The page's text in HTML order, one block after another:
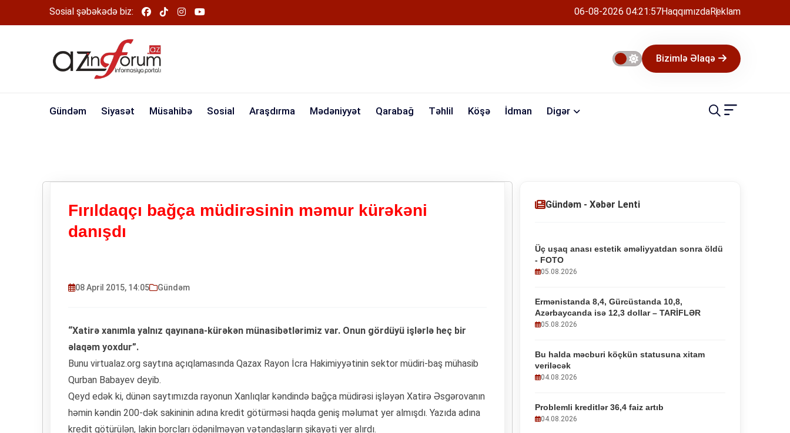
Sosial şəbəkədə biz: 06-08-2026 04:21:57HaqqımızdaReklam
Bizimlə Əlaqə
Gündəm Siyasət Müsahibə Sosial Araşdırma Mədəniyyət Qarabağ Təhlil Köşə İdman Digər
Fırıldaqçı bağça müdirəsinin məmur kürəkəni
danışdı
08 April 2015, 14:05 Gündəm
“Xatirə xanımla yalnız qayınana-kürəkən münasibətlərimiz var. Onun gördüyü işlərlə heç bir
əlaqəm yoxdur”.
Bunu virtualaz.org saytına açıqlamasında Qazax Rayon İcra Hakimiyyətinin sektor müdiri-baş mühasib
Qurban Babayev deyib.
Qeyd edək ki, dünən saytımızda rayonun Xanlıqlar kəndində bağça müdirəsi işləyən Xatirə Əsgərovanın
həmin kəndin 200-dək sakininin adına kredit götürməsi haqda geniş məlumat yer almışdı. Yazıda adına
kredit götürülən, lakin borcları ödənilməyən vətəndaşların şikayəti yer alırdı.
Gündəm - Xəbər Lenti
Üç uşaq anası estetik əməliyyatdan sonra öldü
- FOTO
05.08.2026
Ermənistanda 8,4, Gürcüstanda 10,8,
Azərbaycanda isə 12,3 dollar – TARİFLƏR
05.08.2026
Bu halda məcburi köçkün statusuna xitam
veriləcək
04.08.2026
Problemli kreditlər 36,4 faiz artıb
04.08.2026